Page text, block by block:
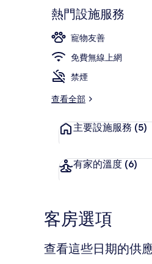
熱門設施服務
寵物友善
免費無線上網
禁煙
查看全部
主要設施服務 (5)
有家的溫度 (6)
客房選項
查看這些日期的供